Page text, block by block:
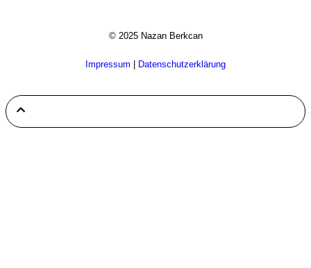
© 2025 Nazan Berkcan
Impressum | Datenschutzerklärung